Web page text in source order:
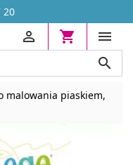
20 ZŁ




malowania piaskiem,